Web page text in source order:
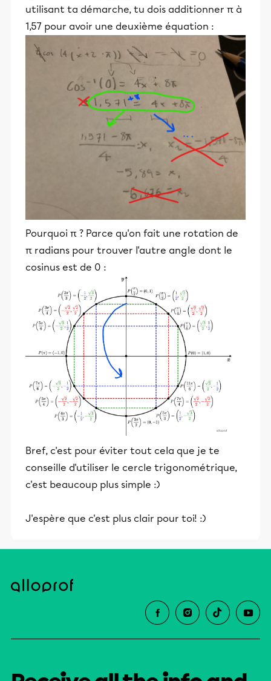
utilisant ta démarche, tu dois additionner π à
1,57 pour avoir une deuxième équation :
Pourquoi π ? Parce qu'on fait une rotation de
π radians pour trouver l'autre angle dont le
cosinus est de 0 :
Bref, c'est pour éviter tout cela que je te
conseille d'utiliser le cercle trigonométrique,
c'est beaucoup plus simple :)
J'espère que c'est plus clair pour toi! :)